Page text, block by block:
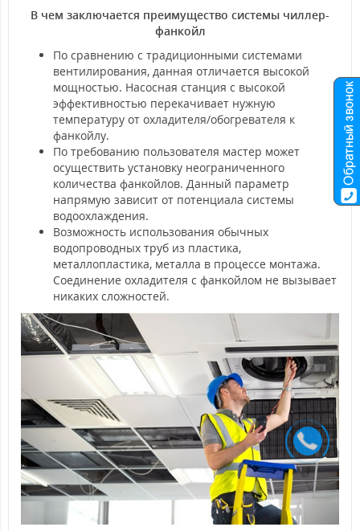
В чем заключается преимущество системы чиллер-
фанкойл
По сравнению с традиционными системами
вентилирования, данная отличается высокой
мощностью. Насосная станция с высокой
эффективностью перекачивает нужную
температуру от охладителя/обогревателя к
фанкойлу.
По требованию пользователя мастер может
осуществить установку неограниченного
количества фанкойлов. Данный параметр
напрямую зависит от потенциала системы
водоохлаждения.
Возможность использования обычных
водопроводных труб из пластика,
металлопластика, металла в процессе монтажа.
Соединение охладителя с фанкойлом не вызывает
никаких сложностей.